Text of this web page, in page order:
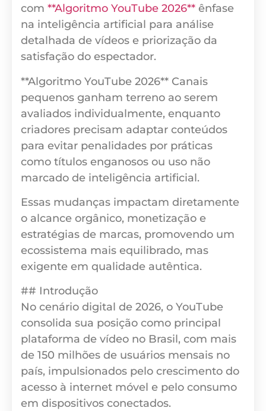
com **Algoritmo YouTube 2026** ênfase
na inteligência artificial para análise
detalhada de vídeos e priorização da
satisfação do espectador.
**Algoritmo YouTube 2026** Canais
pequenos ganham terreno ao serem
avaliados individualmente, enquanto
criadores precisam adaptar conteúdos
para evitar penalidades por práticas
como títulos enganosos ou uso não
marcado de inteligência artificial.
Essas mudanças impactam diretamente
o alcance orgânico, monetização e
estratégias de marcas, promovendo um
ecossistema mais equilibrado, mas
exigente em qualidade autêntica.
## Introdução
No cenário digital de 2026, o YouTube
consolida sua posição como principal
plataforma de vídeo no Brasil, com mais
de 150 milhões de usuários mensais no
país, impulsionados pelo crescimento do
acesso à internet móvel e pelo consumo
em dispositivos conectados.